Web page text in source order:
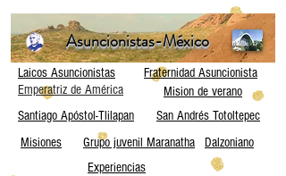
Asuncionistas-México
Laicos Asuncionistas
Fraternidad Asuncionista
Emperatriz de América
Mision de verano
Santiago Apóstol-Tlilapan
San Andrés Totoltepec
Misiones
Grupo juvenil Maranatha
Dalzoniano
Experiencias